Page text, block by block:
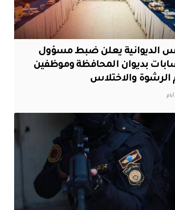
الديوانية يعلن ضبط مسؤول
بديوان المحافظة وموظفين
الرشوة والاختلاس